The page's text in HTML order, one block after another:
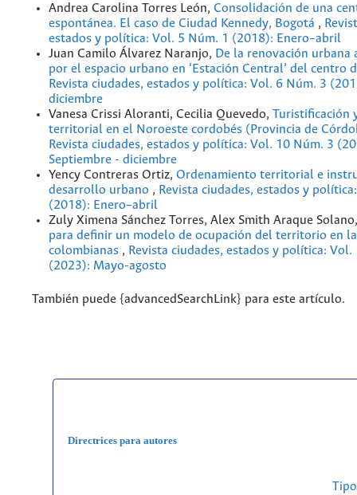
Andrea Carolina Torres León, Consolidación de una
espontánea. El caso de Ciudad Kennedy, Bogotá ,
estados y política: Vol. 5 Núm. 1 (2018): Enero–abril
Juan Camilo Álvarez Naranjo, De la renovación urbana
por el espacio urbano en ‘Estación Central’ del centro
Revista ciudades, estados y política: Vol. 6 Núm. 3
diciembre
Vanesa Crissi Aloranti, Cecilia Quevedo, Turistificación
territorial en el Noroeste cordobés (Provincia de
Revista ciudades, estados y política: Vol. 10 Núm. 3
Septiembre - diciembre
Yency Contreras Ortiz, Ordenamiento territorial e
desarrollo urbano , Revista ciudades, estados y
(2018): Enero–abril
Zuly Ximena Sánchez Torres, Alex Smith Araque
para definir un modelo de ocupación del territorio en
colombianas , Revista ciudades, estados y política: Vol.
(2023): Mayo-agosto
También puede {advancedSearchLink} para este artículo.
Directrices para autores